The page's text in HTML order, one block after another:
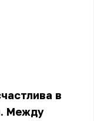
в
Между